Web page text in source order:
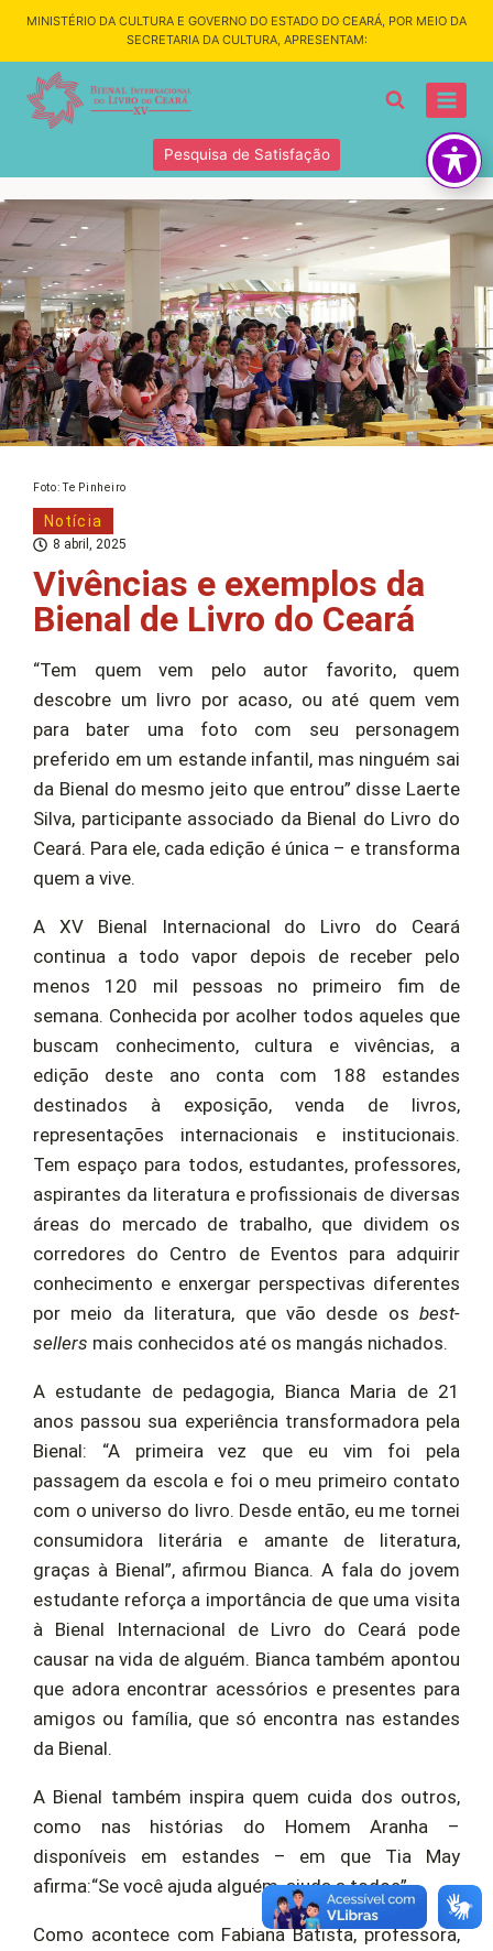
MINISTÉRIO DA CULTURA E GOVERNO DO ESTADO DO CEARÁ, POR MEIO DA
SECRETARIA DA CULTURA, APRESENTAM:
Pesquisa de Satisfação
Foto: Te Pinheiro
Notícia
8 abril, 2025
Vivências e exemplos da
Bienal de Livro do Ceará
“Tem quem vem pelo autor favorito, quem
descobre um livro por acaso, ou até quem vem
para bater uma foto com seu personagem
preferido em um estande infantil, mas ninguém sai
da Bienal do mesmo jeito que entrou” disse Laerte
Silva, participante associado da Bienal do Livro do
Ceará. Para ele, cada edição é única – e transforma
quem a vive.
A XV Bienal Internacional do Livro do Ceará
continua a todo vapor depois de receber pelo
menos 120 mil pessoas no primeiro fim de
semana. Conhecida por acolher todos aqueles que
buscam conhecimento, cultura e vivências, a
edição deste ano conta com 188 estandes
destinados à exposição, venda de livros,
representações internacionais e institucionais.
Tem espaço para todos, estudantes, professores,
aspirantes da literatura e profissionais de diversas
áreas do mercado de trabalho, que dividem os
corredores do Centro de Eventos para adquirir
conhecimento e enxergar perspectivas diferentes
por meio da literatura, que vão desde os best-
sellers mais conhecidos até os mangás nichados.
A estudante de pedagogia, Bianca Maria de 21
anos passou sua experiência transformadora pela
Bienal: “A primeira vez que eu vim foi pela
passagem da escola e foi o meu primeiro contato
com o universo do livro. Desde então, eu me tornei
consumidora literária e amante de literatura,
graças à Bienal”, afirmou Bianca. A fala do jovem
estudante reforça a importância de que uma visita
à Bienal Internacional de Livro do Ceará pode
causar na vida de alguém. Bianca também apontou
que adora encontrar acessórios e presentes para
amigos ou família, que só encontra nas estandes
da Bienal.
A Bienal também inspira quem cuida dos outros,
como nas histórias do Homem Aranha –
disponíveis em estandes – em que Tia May
afirma:“Se você ajuda alguém, ajuda a todos”.
Como acontece com Fabiana Batista, professora,